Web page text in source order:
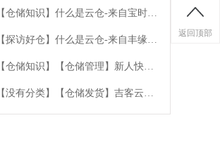
返回顶部
【仓储知识】什么是云仓-来自宝时云
【探访好仓】什么是云仓-来自丰缘云
【仓储知识】【仓储管理】新人快速
【没有分类】【仓储发货】吉客云扫